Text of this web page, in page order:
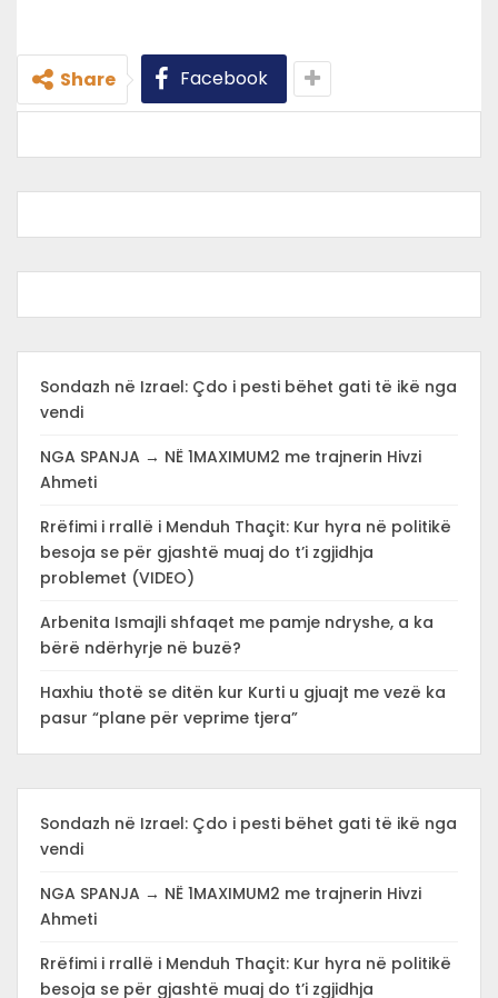
Share Facebook
Sondazh në Izrael: Çdo i pesti bëhet gati të ikë nga
vendi
NGA SPANJA → NË 1MAXIMUM2 me trajnerin Hivzi
Ahmeti
Rrëfimi i rrallë i Menduh Thaçit: Kur hyra në politikë
besoja se për gjashtë muaj do t’i zgjidhja
problemet (VIDEO)
Arbenita Ismajli shfaqet me pamje ndryshe, a ka
bërë ndërhyrje në buzë?
Haxhiu thotë se ditën kur Kurti u gjuajt me vezë ka
pasur “plane për veprime tjera”
Sondazh në Izrael: Çdo i pesti bëhet gati të ikë nga
vendi
NGA SPANJA → NË 1MAXIMUM2 me trajnerin Hivzi
Ahmeti
Rrëfimi i rrallë i Menduh Thaçit: Kur hyra në politikë
besoja se për gjashtë muaj do t’i zgjidhja